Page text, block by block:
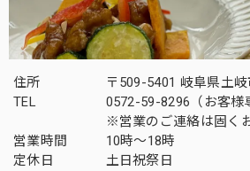
住所
〒509-5401 岐阜県土
TEL
0572-59-8296（お客様
※営業のご連絡は固く
営業時間
10時～18時
定休日
土日祝祭日